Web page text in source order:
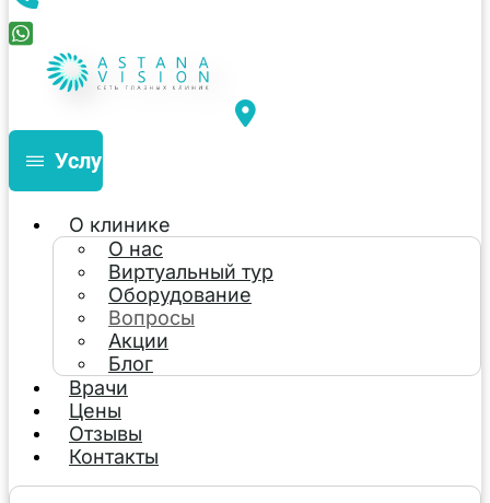
Услуги
О клинике
О нас
Виртуальный тур
Оборудование
Вопросы
Акции
Блог
Врачи
Цены
Отзывы
Контакты